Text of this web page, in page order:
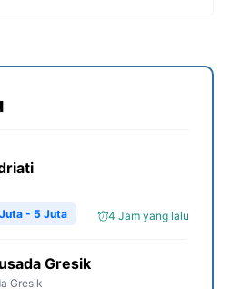
4 Jam yang lalu
- 5 Juta
Gresik
Gresik